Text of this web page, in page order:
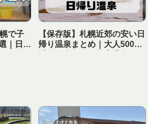
で子
｜日帰
【保存版】札幌近郊の安い日
帰り温泉まとめ｜大人500円